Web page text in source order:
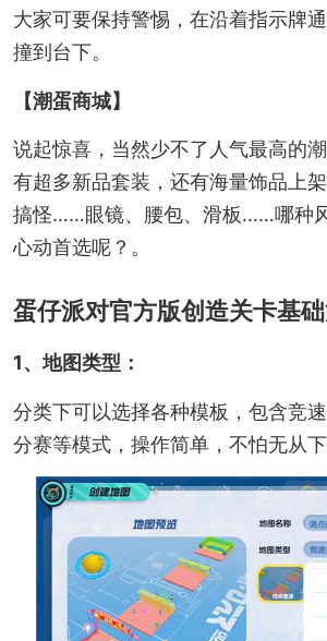
大家可要保持警惕，在沿着指示牌
撞到台下。
【潮蛋商城】
说起惊喜，当然少不了人气最高的
有超多新品套装，还有海量饰品上架
搞怪……眼镜、腰包、滑板……哪种
心动首选呢？。
蛋仔派对官方版创造关卡基
1、地图类型：
分类下可以选择各种模板，包含竞
分赛等模式，操作简单，不怕无从下